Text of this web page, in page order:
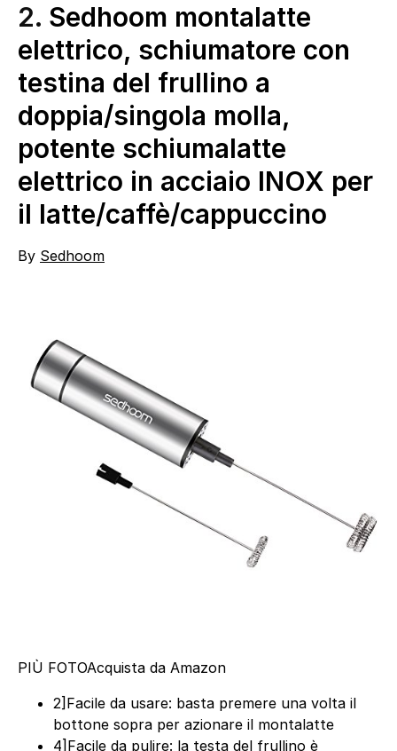
2. Sedhoom montalatte
elettrico, schiumatore con
testina del frullino a
doppia/singola molla,
potente schiumalatte
elettrico in acciaio INOX per
il latte/caffè/cappuccino
By Sedhoom
PIÙ FOTOAcquista da Amazon
2]Facile da usare: basta premere una volta il
bottone sopra per azionare il montalatte
4]Facile da pulire: la testa del frullino è